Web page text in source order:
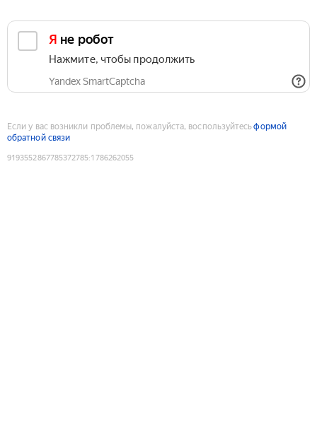
Я не робот
Нажмите, чтобы продолжить
Yandex SmartCaptcha
Если у вас возникли проблемы, пожалуйста, воспользуйтесьформой
обратной связи
9193552867785372785:1786262055